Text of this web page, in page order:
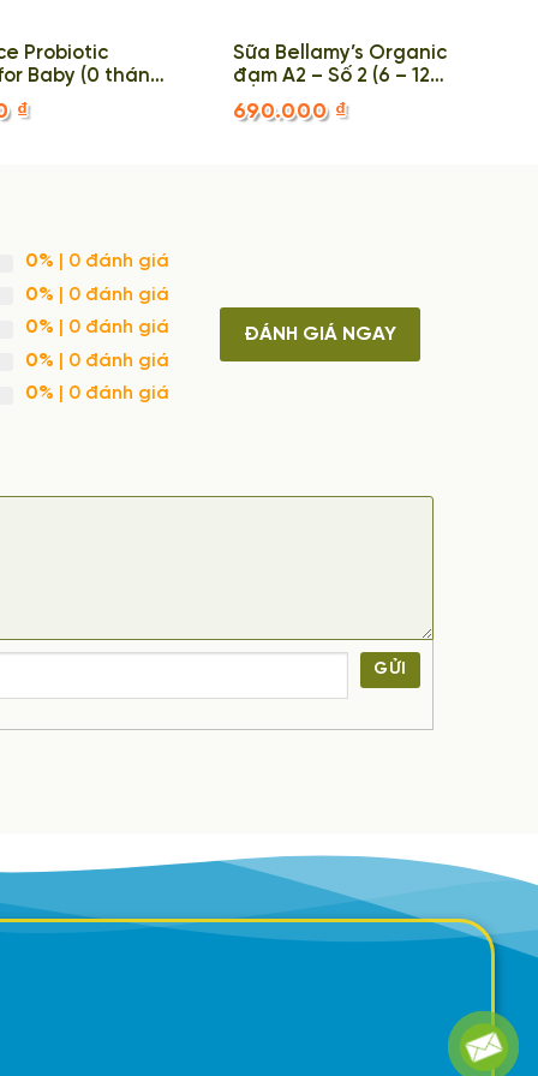
cho ăn
trên
gạt bằng
hòa tan
độ ẩm
sóng,… vì
bỏ hoàn
Probiotic
Baby (0 tháng
₫
Sữa Bellamy’s Organic
đạm A2 – Số 2 (6 – 12
tháng) 350g
690.000 ₫
0% | 0 đánh giá
0% | 0 đánh giá
0% | 0 đánh giá
0% | 0 đánh giá
0% | 0 đánh giá
ĐÁNH GIÁ NGAY
GỬI